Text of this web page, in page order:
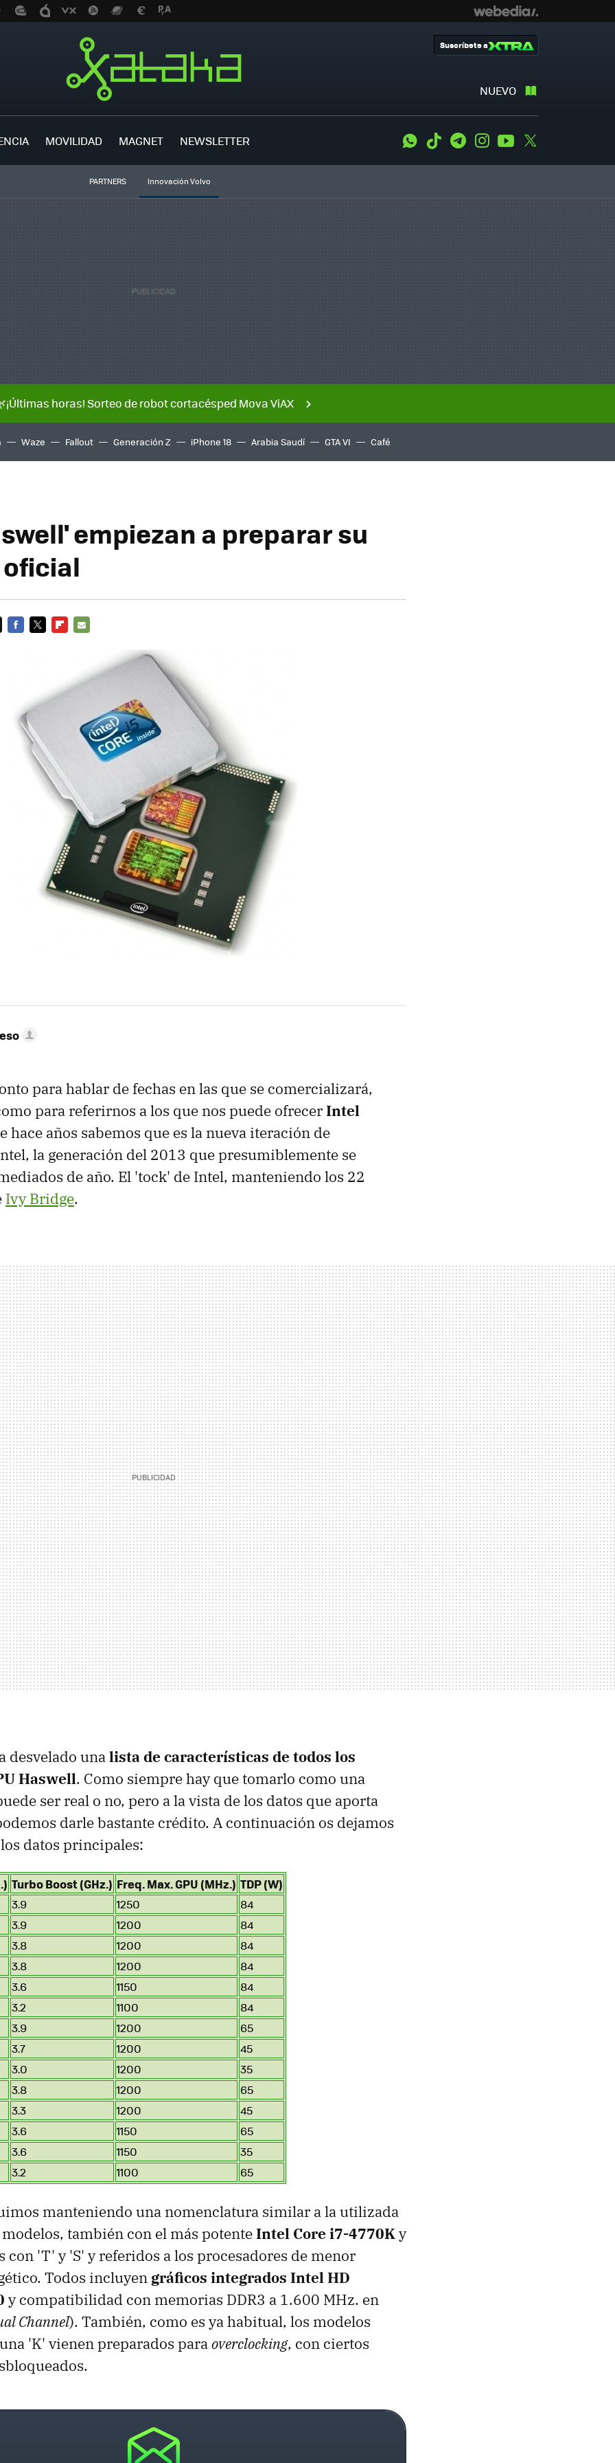
NUEVO
Suscríbete a
MOVILIDAD MAGNET NEWSLETTER WhatsApp
Tiktok TelegramInstagramYoutube
PARTNERS Innovación Volvo
horas! Sorteo de robot cortacésped Mova ViAX
Waze Fallout Generación Z iPhone 18 Arabia Saudí GTA VI Café
empiezan a preparar su
para hablar de fechas en las que se comercializará,
para referirnos a los que nos puede ofrecerIntel
hace años sabemos que es la nueva iteración de
la generación del 2013 que presumiblemente se
de año. El 'tock' de Intel, manteniendo los 22
Ivy Bridge.
desvelado unalista de características de todos los
Haswell. Como siempre hay que tomarlo como una
ser real o no, pero a la vista de los datos que aporta
darle bastante crédito. A continuación os dejamos
datos principales:
Turbo Boost (GHz.) Freq. Max. GPU (MHz.) TDP (W)
3.9 1250 84
3.9 1200 84
3.8 1200 84
3.8 1200 84
3.6 1150 84
3.2 1100 84
3.9 1200 65
3.7 1200 45
3.0 1200 35
3.8 1200 65
3.3 1200 45
3.6 1150 65
3.6 1150 35
3.2 1100 65
manteniendo una nomenclatura similar a la utilizada
también con el más potenteIntel Core i7-4770Ky
con 'T' y 'S' y referidos a los procesadores de menor
Todos incluyen gráficos integrados Intel HD
y compatibilidad con memorias DDR3 a 1.600 MHz. en
Channel). También, como es ya habitual, los modelos
'K' vienen preparados paraoverclocking, con ciertos